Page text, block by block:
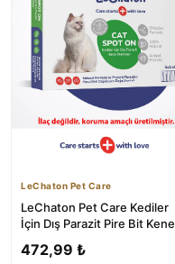
LeChaton Pet Care
LeChaton Pet Care Kediler
İçin Dış Parazit Pire Bit Kene
472,99 ₺